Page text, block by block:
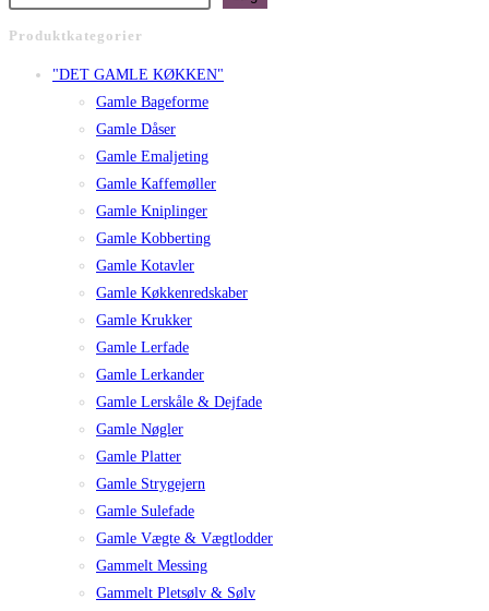
Produktkategorier
"DET GAMLE KØKKEN"
Gamle Bageforme
Gamle Dåser
Gamle Emaljeting
Gamle Kaffemøller
Gamle Kniplinger
Gamle Kobberting
Gamle Kotavler
Gamle Køkkenredskaber
Gamle Krukker
Gamle Lerfade
Gamle Lerkander
Gamle Lerskåle & Dejfade
Gamle Nøgler
Gamle Platter
Gamle Strygejern
Gamle Sulefade
Gamle Vægte & Vægtlodder
Gammelt Messing
Gammelt Pletsølv & Sølv